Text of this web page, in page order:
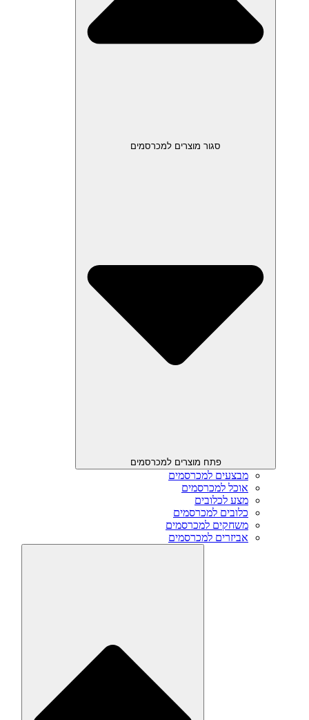
סגור מוצרים למכרסמים
פתח מוצרים למכרסמים
מבצעים למכרסמים
אוכל למכרסמים
מצע לכלובים
כלובים למכרסמים
משחקים למכרסמים
אביזרים למכרסמים